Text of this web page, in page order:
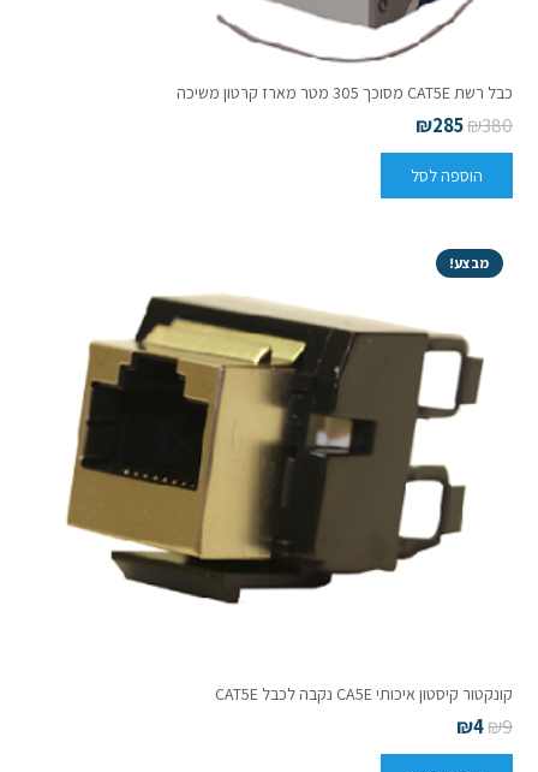
כבל רשת CAT5E מסוכך 305 מטר מארז קרטון משיכה
₪380
₪285
הוספה לסל
מבצע!
קונקטור קיסטון איכותי CA5E נקבה לכבל CAT5E
₪9
₪4